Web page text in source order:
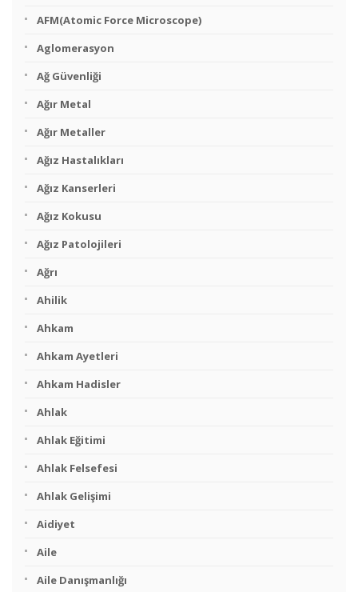
AFM(Atomic Force Microscope)
Aglomerasyon
Ağ Güvenliği
Ağır Metal
Ağır Metaller
Ağız Hastalıkları
Ağız Kanserleri
Ağız Kokusu
Ağız Patolojileri
Ağrı
Ahilik
Ahkam
Ahkam Ayetleri
Ahkam Hadisler
Ahlak
Ahlak Eğitimi
Ahlak Felsefesi
Ahlak Gelişimi
Aidiyet
Aile
Aile Danışmanlığı